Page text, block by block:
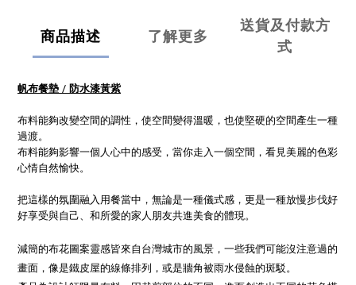
商品描述 了解更多
送貨及付款方
式
帆布餐墊 / 防水漆黃紫
布料能夠改變空間的調性，使空間變得溫暖，也使堅硬的空間產生一種
過渡。
布料能夠影響一個人心中的感受，當你走入一個空間，看見美麗的色彩
心情自然愉快。
把這樣的氛圍融入用餐當中，無論是一種儀式感，更是一種放慢步伐好
好享受與自己、和所愛的家人朋友共進美食的體現。
減簡的布花圖案靈感皆來自台灣城市的風景，一些我們可能沒注意過的
畫面，像是鐵皮屋的線條排列，或是牆角被雨水侵蝕的斑駁。